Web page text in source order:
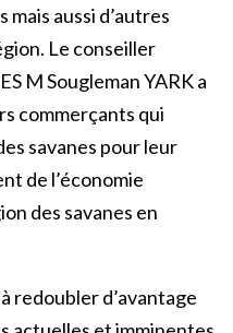
mais aussi d’autres
Le conseiller
M Sougleman YARK a
commerçants qui
savanes pour leur
de l’économie
des savanes en
redoubler d’avantage